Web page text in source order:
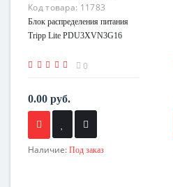
Код товара: 11783
Блок распределения питания
Tripp Lite PDU3XVN3G16
0
0.00 руб.
Наличие: Под заказ